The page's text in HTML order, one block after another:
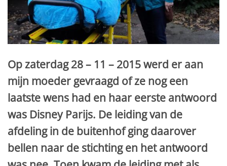
Op zaterdag 28 – 11 – 2015 werd er aan
mijn moeder gevraagd of ze nog een
laatste wens had en haar eerste antwoord
was Disney Parijs. De leiding van de
afdeling in de buitenhof ging daarover
bellen naar de stichting en het antwoord